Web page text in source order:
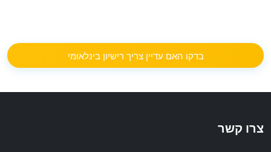
בדקו האם עדיין צריך רישיון בינלאומי
צרו קשר